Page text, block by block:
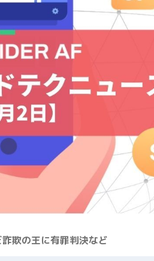
欺の王に有罪判決など